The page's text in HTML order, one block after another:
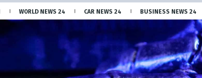
WORLD NEWS 24 CAR NEWS 24 BUSINESS NEWS 24